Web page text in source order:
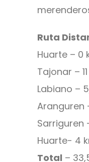
Ruta
Huarte – 0
Tajonar –
Labiano –
Aranguren
Sarriguren
Huarte- 4
Total –